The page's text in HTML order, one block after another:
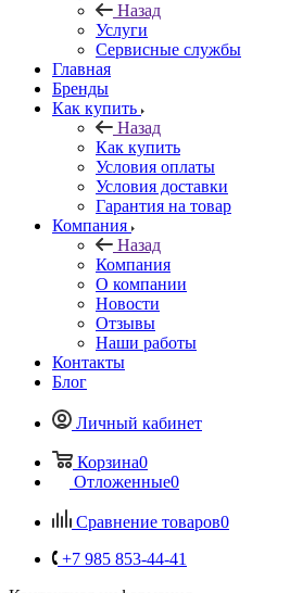
Назад
Услуги
Сервисные службы
Главная
Бренды
Как купить
Назад
Как купить
Условия оплаты
Условия доставки
Гарантия на товар
Компания
Назад
Компания
О компании
Новости
Отзывы
Наши работы
Контакты
Блог
Личный кабинет
Корзина0
Отложенные0
Сравнение товаров0
+7 985 853-44-41